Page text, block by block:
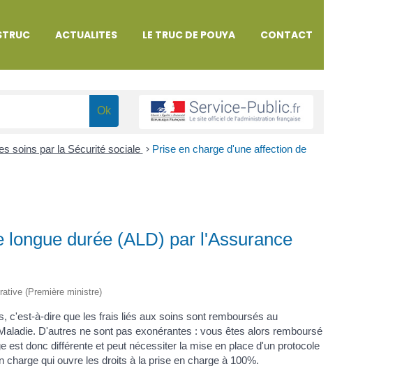
ACTUALITES LE TRUC DE POUYA CONTACT
soins par la Sécurité sociale > Prise en charge d'une affection de
longue durée (ALD) par l'Assurance
(Première ministre)
c'est-à-dire que les frais liés aux soins sont remboursés au
D'autres ne sont pas exonérantes : vous êtes alors remboursé
est donc différente et peut nécessiter la mise en place d'un protocole
qui ouvre les droits à la prise en charge à 100%.